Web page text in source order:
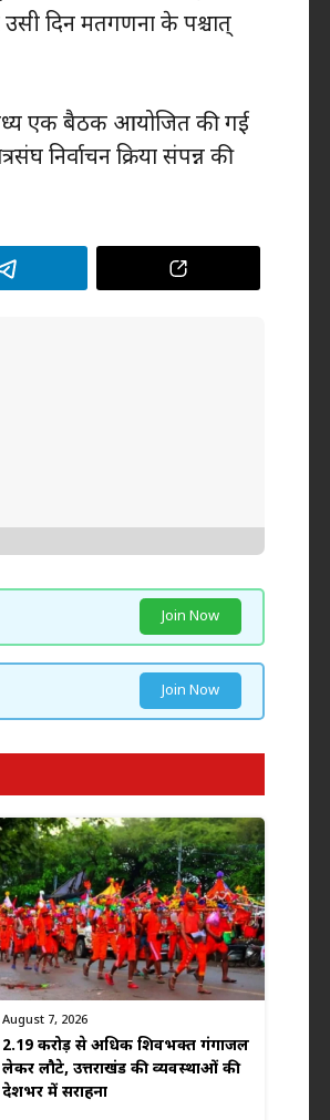
उसी दिन मतगणना के पश्चात्
के मध्य एक बैठक आयोजित की गई
निर्वाचन प्रक्रिया संपन्न की
Join Now
Join Now
August 7, 2026
2.19 करोड़ से अधिक शिवभक्त गंगाजल
लेकर लौटे, उत्तराखंड की व्यवस्थाओं की
देशभर में सराहना